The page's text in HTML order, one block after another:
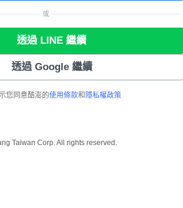
或
透過 LINE 繼續
透過 Google 繼續
您同意酷澎的使用條款和 隱私權政策
Taiwan Corp. All rights reserved.